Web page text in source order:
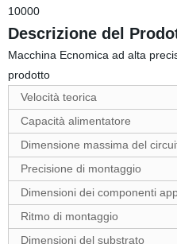
10000
Descrizione del
Macchina Ecnomica ad alta
prodotto
Velocità teorica
Capacità alimentatore
Dimensione massima del
Precisione di montaggio
Dimensioni dei componenti
Ritmo di montaggio
Dimensioni del substrato